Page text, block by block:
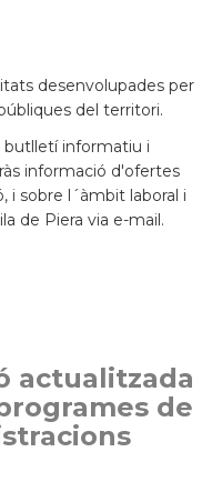
desenvolupades per
del territori.
butlletí informatiu i
informació d'ofertes
i sobre l´àmbit laboral i
de Piera via e-mail.
actualitzada
de